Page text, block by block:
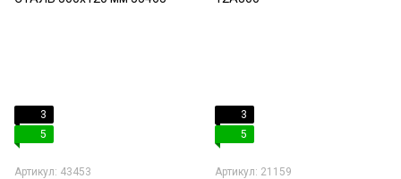
3
5
Артикул: 43453
3
5
Артикул: 21159